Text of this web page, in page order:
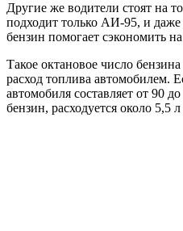
Другие же водители стоят на
подходит только АИ-95, и
бензин помогает сэкономить
Такое октановое число
расход топлива автомобилем.
автомобиля составляет от 90
бензин, расходуется около 5,5